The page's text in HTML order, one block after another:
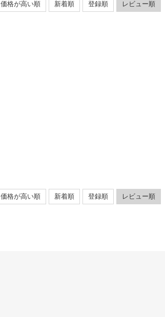
価格が高い順 新着順 登録順 レビュー順
価格が高い順 新着順 登録順 レビュー順